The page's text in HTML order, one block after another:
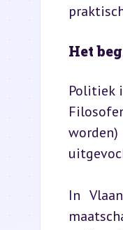
Het
Politiek
In